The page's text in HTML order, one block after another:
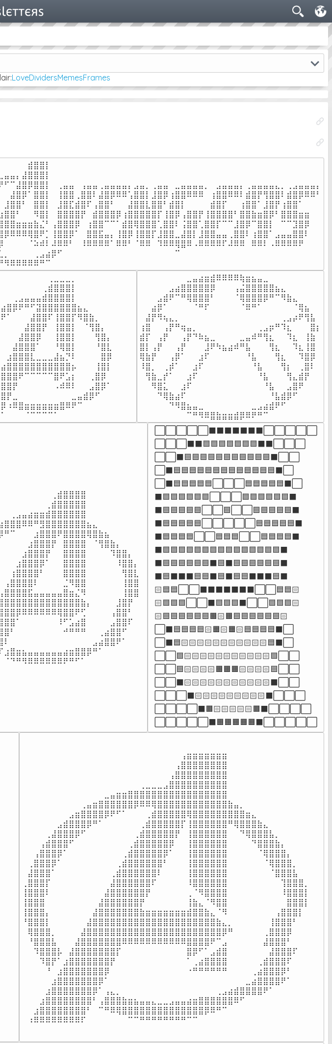
LoveDividersMemesFrames
⠀⠀⠀⠀⠀⠀⠀⠀⣀⣤⣴⣶⣾⠿⠿⠿⠿⢷⣶⣦⣤⣀⠀⠀⠀⠀⠀⠀⠀⠀
⠀⠀⠀⠀⠀⣠⣴⣿⣿⣿⣿⣿⡿⠀⠀⠀⢠⣬⣿⣿⣿⣿⣿⣦⣄⠀⠀⠀⠀⠀
⠀⠀⠀⣠⣾⠟⠉⠛⢿⣿⣿⣿⠃⠀⠀⠀⠈⢿⣿⣿⣿⡿⠛⠉⠻⣷⣄⠀⠀⠀
⠀⠀⣴⡿⠁⠀⠀⠀⠀⠈⠛⠏⠀⠀⠀⠀⠀⠈⠿⠛⠁⠀⠀⠀⠀⠀⠈⢿⣦⠀⠀
⠀⣼⡟⠻⢦⣄⡀⠀⠀⠀⠀⠀⠀⠀⠀⠀⠀⠀⠀⠀⠀⠀⠀⠀⢀⣠⡴⠟⢻⣧⠀
⢰⣿⠀⠀⢠⡟⠛⢶⣤⡀⠀⠀⠀⠀⠀⠀⠀⠀⠀⠀⢀⣠⡶⠛⠹⣆⠀⠀⠀⣿⡆
⣾⡏⠀⢠⡟⠀⠀⢠⡟⠙⠷⣦⣀⠀⠀⠀⠀⣀⣤⠾⠛⢻⣆⠀⠀⠹⣆⠀⢸⣷
⣿⡇⢠⡟⠀⠀⢠⡟⠀⠀⠀⣸⠟⠳⣦⣴⠾⠛⣧⠀⠀⠀⢻⣆⠀⠀⠹⣆⢸⣿
⢿⣷⡟⠀⠀⢠⡿⠁⠀⠀⣰⠏⠀⠀⠀⠀⠀⠀⠘⣧⠀⠀⠀⢻⣆⠀⠀⠹⣿⡿
⠸⣿⡀⠀⢀⡾⠁⠀⠀⣰⠏⠀⠀⠀⠀⠀⠀⠀⠀⠘⣧⠀⠀⠀⢻⡆⠀⢀⣿⠇
⠀⢻⣷⣀⡞⠁⠀⠀⣰⠏⠀⠀⠀⠀⠀⠀⠀⠀⠀⠀⠘⣧⠀⠀⠀⢻⣄⣾⡟⠀
⠀⠀⠻⣿⣅⠀⠀⣰⠏⠀⠀⠀⠀⠀⠀⠀⠀⠀⠀⠀⠀⠘⣧⠀⠀⣠⣿⠟⠀⠀
⠀⠀⠀⠙⢿⣷⣴⠏⠀⠀⠀⠀⠀⠀⠀⠀⠀⠀⠀⠀⠀⠀⠘⣧⣾⡿⠋⠀⠀⠀
⠀⠀⠀⠀⠀⠙⠻⣿⣦⣤⣀⠀⠀⠀⠀⠀⠀⠀⠀⣀⣠⣴⣾⠟⠋⠀⠀⠀⠀⠀
⠀⠀⠀⠀⠀⠀⠀⠀⠉⠛⠻⠿⣿⣷⣶⣶⣾⡿⠿⠟⠛⠉⠀⠀⠀⠀⠀⠀⠀⠀
⬜⬜⬜⬜⬜⬛⬛⬛⬛⬛⬛⬛⬜⬜⬜⬜⬜
⬜⬜⬜⬛⬛🟦🟦🟦🟦🟦🟦🟦⬛⬛⬜⬜⬜
⬜⬜⬛🟦🟦🟦🟦🟦🟦🟦🟦🟦🟦🟦⬛⬜⬜
⬜⬛🟦🟦🟦🟦🟦🟦🟦🟦🟦🟦🟦🟦🟦⬛⬜
⬜⬛🟦🟦🟦🟦🟦⬜⬜⬜🟦🟦🟦🟦🟦⬛⬜
⬛🟦🟦🟦🟦🟦🟦⬜⬜⬜🟦🟦🟦🟦🟦🟦⬛
⬛🟦🟦🟦🟦🟦⬜⬜🟦⬜⬜🟦🟦🟦🟦🟦⬛
⬛🟦🟦🟦🟦🟦⬜⬜⬜⬜⬜🟦🟦🟦🟦🟦⬛
⬛🟦🟦🟦🟦⬜⬜🟦🟦🟦⬜⬜🟦🟦🟦🟦⬛
⬛🟦🟦🟦🟦🟦🟦🟦🟦🟦🟦🟦🟦🟦🟦🟦⬛
⬛🟦🟦🟦🟦🟦🟦⬛🟦⬛🟦🟦🟦🟦🟦🟦⬛
⬛🟦⬛⬛⬛🟦🟦⬛🟦⬛🟦🟦⬛⬛⬛🟦⬛
🏻🟦🟦⬜⬜⬛⬛⬛⬛⬛⬛⬛⬜⬜🟦🟦🏻
🏻🟦🟦🟦⬜⬜⬛🟦🟦🟦⬛⬜⬜🟦🟦🟦🏻
🏻🟦🟦🟦🟦🟦🟦🟧🏻🟧🟦🟦🟦🟦🟦🟦🏻
⬜⬛🟦🟦🟦🟦🏻🟧🏻🟧🏻🟦🟦🟦🟦⬛⬜
⬜⬛🟦🏻🏻🏻🏻🏻🏻🏻🏻🏻🏻🏻🟦⬛⬜
⬜⬜🟦🏻🏻🏻🏻🏻🏻🏻🏻🏻🏻🏻🟦⬜⬜
⬜⬜🟦🏻🏻🏻🏻🟧🟧🟧🏻🏻🏻🏻🟦⬜⬜
⬜⬜⬛🏻🏻🏻🏻🏻🏻🏻🏻🏻🏻🏻⬛⬜⬜
⬜⬜⬜⬛🏻🏻🏻🏻🏻🏻🏻🏻🏻⬛⬜⬜⬜
⬜⬜⬜⬜⬛🟧🏻🏻🏻🏻🏻🟧⬛⬜⬜⬜⬜
⬜⬜⬜⬜⬜⬛🟧🟧🟧🟧🟧⬛⬜⬜⬜⬜⬜
⠀⠀⠀⠀⠀⠀⠀⠀⠀⠀⠀⠀⠀⠀⠀⠀⠀⠀⠀⠀⠀⠀⠀⠀⠀⠀⠀⢠⣶⣶⣶⣶⣶⣶⣶⠀⠀⠀⠀⠀⠀⠀⠀⠀⠀⠀⠀⠀
⠀⠀⠀⠀⠀⠀⠀⠀⠀⠀⠀⠀⠀⠀⠀⠀⠀⠀⠀⠀⠀⠀⠀⠀⠀⠀⢠⣿⣿⣿⣿⣿⣿⣿⣿⠀⠀⠀⠀⠀⠀⠀⠀⠀⠀⠀⠀⠀
⠀⠀⠀⠀⠀⠀⠀⠀⠀⠀⠀⠀⠀⠀⠀⠀⠀⠀⠀⠀⠀⠀⠀⠀⠀⢠⣿⣿⣿⣿⣿⣿⣿⣿⣿⠀⠀⠀⠀⠀⠀⠀⠀⠀⠀⠀⠀⠀
⠀⠀⠀⠀⠀⠀⠀⠀⠀⠀⠀⠀⠀⠀⠀⠀⠀⠀⠀⠀⢀⣀⣀⣀⣠⣿⣿⣿⣿⣿⣿⣿⣿⣿⣿⠀⠀⠀⠀⠀⠀⠀⠀⠀⠀⠀⠀⠀
⠀⠀⠀⠀⠀⠀⠀⠀⠀⠀⠀⠀⠀⠀⣀⣤⣶⣶⣿⣿⣿⣿⣿⣿⣿⣿⣿⣿⣿⣿⣿⣿⣿⣿⣿⠀⠀⠀⠀⠀⠀⠀⠀⠀⠀⠀⠀⠀
⠀⠀⠀⠀⠀⠀⠀⠀⠀⠀⢀⣤⣶⣿⣿⣿⣿⣿⣿⡿⠿⠿⢿⣿⣿⣿⣿⣿⣿⣿⣿⣿⣿⣿⣿⣷⣤⡀⠀⠀⠀⠀⠀⠀⠀⠀⠀⠀
⠀⠀⠀⠀⠀⠀⠀⠀⣠⣶⣿⣿⣿⣿⡿⠟⠋⠁⠀⠀⠀⢀⣾⣿⣿⣿⣿⣿⢿⣿⣿⣿⣿⣿⣿⣿⣿⣿⣶⣄⠀⠀⠀⠀⠀⠀⠀⠀
⠀⠀⠀⠀⠀⠀⣠⣾⣿⣿⣿⡿⠛⠁⠀⠀⠀⠀⠀⠀⢀⣾⣿⣿⣿⣿⣿⡏⢸⣿⣿⣿⣿⣿⣿⠛⢿⣿⣿⣿⣷⣄⠀⠀⠀⠀⠀⠀
⠀⠀⠀⠀⢀⣼⣿⣿⣿⡿⠋⠀⠀⠀⠀⠀⠀⠀⠀⢀⣾⣿⣿⣿⣿⣿⡟⠀⢸⣿⣿⣿⣿⣿⣿⠀⠀⠙⢿⣿⣿⣿⣧⡀⠀⠀⠀⠀
⠀⠀⠀⢠⣾⣿⣿⣿⠋⠀⠀⠀⠀⠀⠀⠀⠀⠀⢀⣾⣿⣿⣿⣿⣿⡿⠀⠀⢸⣿⣿⣿⣿⣿⣿⠀⠀⠀⠀⠙⣿⣿⣿⣷⡄⠀⠀⠀
⠀⠀⢠⣿⣿⣿⡿⠁⠀⠀⠀⠀⠀⠀⠀⠀⠀⢀⣾⣿⣿⣿⣿⣿⡿⠁⠀⠀⢸⣿⣿⣿⣿⣿⣿⠀⠀⠀⠀⠀⠈⢿⣿⣿⣿⡄⠀⠀
⠀⢀⣿⣿⣿⡿⠁⠀⠀⠀⠀⠀⠀⠀⠀⠀⢀⣾⣿⣿⣿⣿⣿⣿⠃⠀⠀⠀⢸⣿⣿⣿⣿⣿⣿⠀⠀⠀⠀⠀⠀⠈⢿⣿⣿⣿⡀⠀
⠀⣼⣿⣿⣿⠁⠀⠀⠀⠀⠀⠀⠀⠀⠀⢀⣾⣿⣿⣿⣿⣿⣿⠇⠀⠀⠀⠀⢸⣿⣿⣿⣿⣿⣿⠀⠀⠀⠀⠀⠀⠀⠈⣿⣿⣿⣧⠀
⢀⣿⣿⣿⡏⠀⠀⠀⠀⠀⠀⠀⠀⠀⠀⣼⣿⣿⣿⣿⣿⣿⠏⠀⠀⠀⠀⠀⠸⣿⣿⣿⣿⣿⣿⠀⠀⠀⠀⠀⠀⠀⠀⠀⢹⣿⣿⣿⡀
⢸⣿⣿⣿⠇⠀⠀⠀⠀⠀⠀⠀⠀⠀⣼⣿⣿⣿⣿⣿⣿⡟⠀⠀⠀⠀⠀⠀⢀⠈⠻⣿⣿⣿⣿⠀⠀⠀⠀⠀⠀⠀⠀⠀⠸⣿⣿⣿⡇
⢸⣿⣿⣿⠀⠀⠀⠀⠀⠀⠀⠀⠀⣼⣿⣿⣿⣿⣿⣿⡟⠀⠀⠀⠀⠀⠀⠀⢸⣷⣄⠈⠻⣿⣿⠀⠀⠀⠀⠀⠀⠀⠀⠀⠀⣿⣿⣿⡇
⢸⣿⣿⣿⡄⠀⠀⠀⠀⠀⠀⠀⣼⣿⣿⣿⣿⣿⣿⣿⣷⣶⣶⣶⣶⣶⣶⣶⣾⣿⣿⣷⣄⠈⠻⠀⠀⠀⠀⠀⠀⠀⠀⢠⣿⣿⣿⡇
⠘⣿⣿⣿⡇⠀⠀⠀⠀⠀⠀⣼⣿⣿⣿⣿⣿⣿⣿⣿⣿⣿⣿⣿⣿⣿⣿⣿⣿⣿⣿⣿⣿⣷⣄⡀⠀⠀⠀⠀⠀⠀⢸⣿⣿⣿⠃
⠀⢿⣿⣿⣿⡀⠀⠀⠀⠀⣼⣿⣿⣿⣿⣿⣿⣿⣿⣿⣿⣿⣿⣿⣿⣿⣿⣿⣿⣿⣿⣿⣿⣿⡿⠛⠀⠀⠀⠀⠀⢀⣿⣿⣿⡿⠀
⠀⠘⣿⣿⣿⣧⠀⠀⠀⣼⣿⣿⣿⣿⣿⣿⣿⠿⠿⠿⠿⠿⠿⠿⠿⠿⠿⠿⣿⣿⣿⣿⠟⠉⣠⠀⠀⠀⠀⠀⠀⣼⣿⣿⣿⠃⠀
⠀⠀⠹⣿⣿⣿⡧⠀⣼⣿⣿⣿⣿⣿⣿⣿⡏⠀⠀⠀⠀⠀⠀⠀⠀⠀⠀⠀⣿⡿⠋⠁⣠⣾⣿⠀⠀⠀⠀⠀⠀⠀⣼⣿⣿⣿⠏⠀⠀
⠀⠀⠀⠹⣿⡟⠁⣰⣿⣿⣿⣿⣿⣿⣿⡟⠀⠀⠀⠀⠀⠀⠀⠀⠀⠀⠀⠀⠁⢀⣴⣿⣿⣿⣿⠀⠀⠀⠀⠀⢀⣾⣿⣿⣿⠏⠀⠀⠀
⠀⠀⠀⠀⠘⠀⣰⣿⣿⣿⣿⣿⣿⣿⡿⠀⠀⠀⠀⠀⠀⠀⠀⠀⠀⠀⠀⠀⠐⠛⠛⠛⠛⠛⠛⠀⠀⠀⠀⢀⣴⣿⣿⣿⡿⠃⠀⠀⠀⠀
⠀⠀⠀⠀⠀⣰⣿⣿⣿⣿⣿⣿⣿⡿⠁⠀⠀⠀⠀⠀⠀⠀⠀⠀⠀⠀⠀⠀⠀⠀⠀⠀⠀⠀⠀⠀⠀⠀⣀⣴⣿⣿⣿⣿⠟⠁⠀⠀⠀⠀⠀
⠀⠀⠀⠀⣰⣿⣿⣿⣿⣿⣿⣿⡿⠁⢠⣄⡀⠀⠀⠀⠀⠀⠀⠀⠀⠀⠀⠀⠀⠀⠀⠀⠀⢀⣠⣴⣾⣿⣿⣿⣿⠟⠁⠀⠀⠀⠀⠀⠀⠀
⠀⠀⠀⣰⣿⣿⣿⣿⣿⣿⣿⣿⠃⢠⣿⣿⣿⣷⣶⣦⣤⣤⣄⣀⣀⣠⣤⣤⣴⣶⣿⣿⣿⣿⣿⣿⠿⠋⠀⠀⠀⠀⠀⠀⠀⠀⠀⠀
⠀⠀⣰⣿⣿⣿⣿⣿⣿⣿⣿⠃⠀⠉⠛⠿⢿⣿⣿⣿⣿⣿⣿⣿⣿⣿⣿⣿⣿⣿⣿⡿⠿⠛⠉⠀⠀⠀⠀⠀⠀⠀⠀⠀⠀⠀⠀⠀
⠀⠰⠿⠿⠿⠿⠿⠿⠿⠿⠏⠀⠀⠀⠀⠀⠀⠀⠉⠉⠛⠛⠛⠛⠛⠛⠛⠛⠉⠉⠀⠀⠀⠀⠀⠀⠀⠀⠀⠀⠀⠀⠀⠀⠀⠀⠀⠀